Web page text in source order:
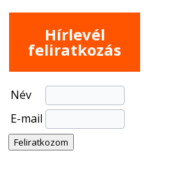
Hírlevél
feliratkozás
Név
E-mail